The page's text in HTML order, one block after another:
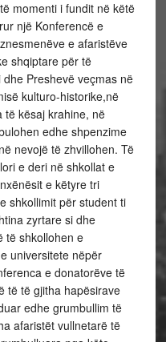
momenti i fundit në këtë
një Konferencë e
e afaristëve
shqiptare për të
Preshevë veçmas në
kulturo-historike,në
të kësaj krahine, në
edhe shpenzime
nevojë të zhvillohen. Të
e deri në shkollat e
e këtyre tri
shkollimit për student ti
zyrtare si dhe
të shkollohen e
universitete nëpër
e donatorëve të
të të gjitha hapësirave
edhe grumbullim të
afaristët vullnetarë të